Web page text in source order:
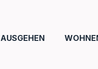
AUSGEHEN